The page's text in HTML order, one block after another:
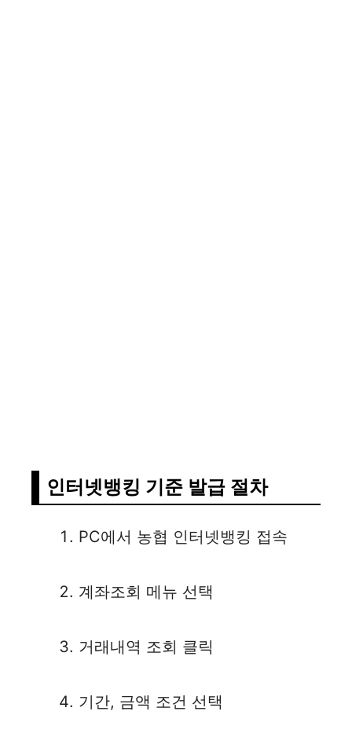
인터넷뱅킹 기준 발급 절차
PC에서 농협 인터넷뱅킹 접속
계좌조회 메뉴 선택
거래내역 조회 클릭
기간, 금액 조건 선택